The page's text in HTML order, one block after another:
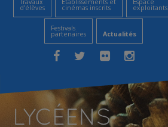
Travaux
d’élèves
Etablissements et
cinémas inscrits
Espace
exploitants
Festivals
partenaires Actualités